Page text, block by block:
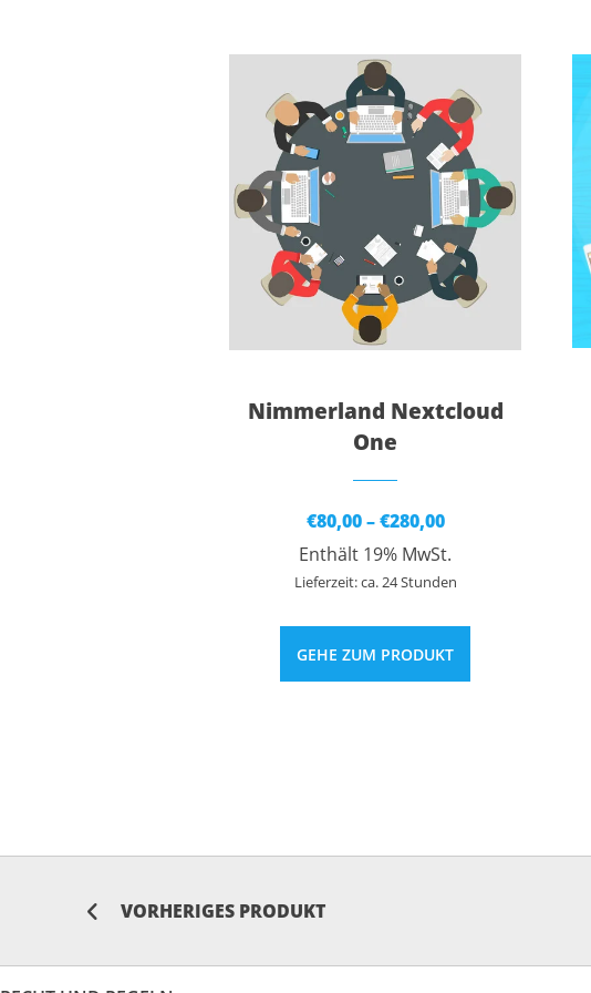
Dieses Produkt weist mehrere Varianten auf. Die Optionen können auf der Produktseite gewählt werden
Nimmerland Nextcloud
One
€80,00 –€280,00Preisspanne:
bis
Enthält 19% MwSt.
Lieferzeit: ca. 24 Stunden
GEHE ZUM PRODUKT
VORHERIGES PRODUKT